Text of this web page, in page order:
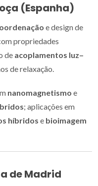
(Espanha)
e design de
propriedades
de acoplamentos luz–
de relaxação.
nanomagnetismo e
; aplicações em
híbridos e bioimagem
de Madrid